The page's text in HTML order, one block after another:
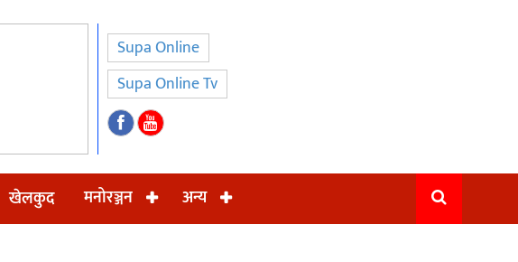
Supa Online
Supa Online Tv
खेलकुद मनोरञ्जन अन्य